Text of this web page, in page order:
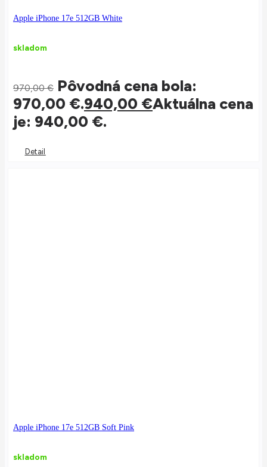
Apple iPhone 17e 512GB White
skladom
970,00€ Pôvodná cena bola:
970,00 €.940,00 €Aktuálna cena
je: 940,00 €.
Detail
Apple iPhone 17e 512GB Soft Pink
skladom